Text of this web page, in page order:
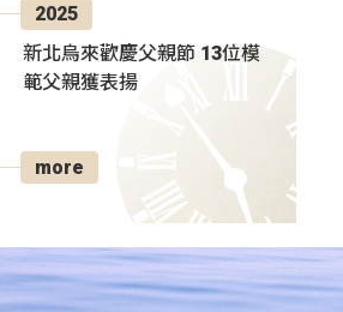
2025
新北烏來歡慶父親節 13位模
範父親獲表揚
more